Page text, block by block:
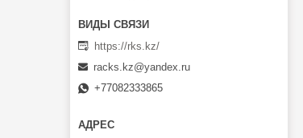
https://rks.kz/
racks.kz@yandex.ru
+77082333865